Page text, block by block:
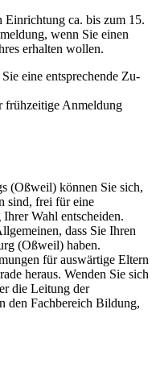
ca. bis zum 15.
wenn Sie einen
erhalten wollen.
eine entsprechende Zu-
frühzeitige Anmeldung
(Oßweil) können Sie sich,
sind, frei für eine
Wahl entscheiden.
dass Sie Ihren
(Oßweil) haben.
für auswärtige Eltern
heraus. Wenden Sie sich
die Leitung der
den Fachbereich Bildung,